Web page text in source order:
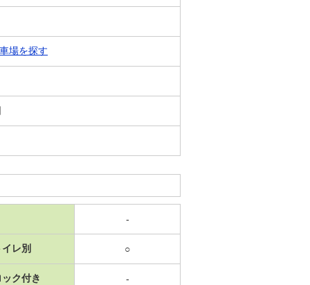
場を探す
-
レ別 ○
ク付き -